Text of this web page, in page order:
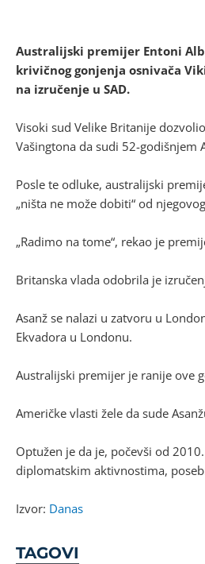
Australijski premijer Entoni
krivičnog gonjenja osnivača
na izručenje u SAD.
Visoki sud Velike Britanije
Vašingtona da sudi 52-
Posle te odluke, australijski
„ništa ne može dobiti“ od
„Radimo na tome“, rekao je
Britanska vlada odobrila je
Asanž se nalazi u zatvoru u
Ekvadora u Londonu.
Australijski premijer je ranije ove
Američke vlasti žele da sude
Optužen je da je, počevši od
diplomatskim aktivnostima,
Izvor: Danas
TAGOVI